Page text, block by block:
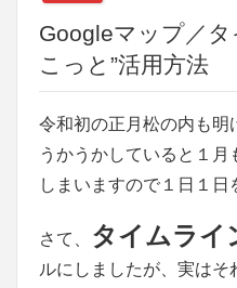
Googleマップ／タ
こっと”活用方法
令和初の正月松の内も明
うかうかしていると１
しまいますので１日１日
さて、 タイムライ
ルにしましたが、実は